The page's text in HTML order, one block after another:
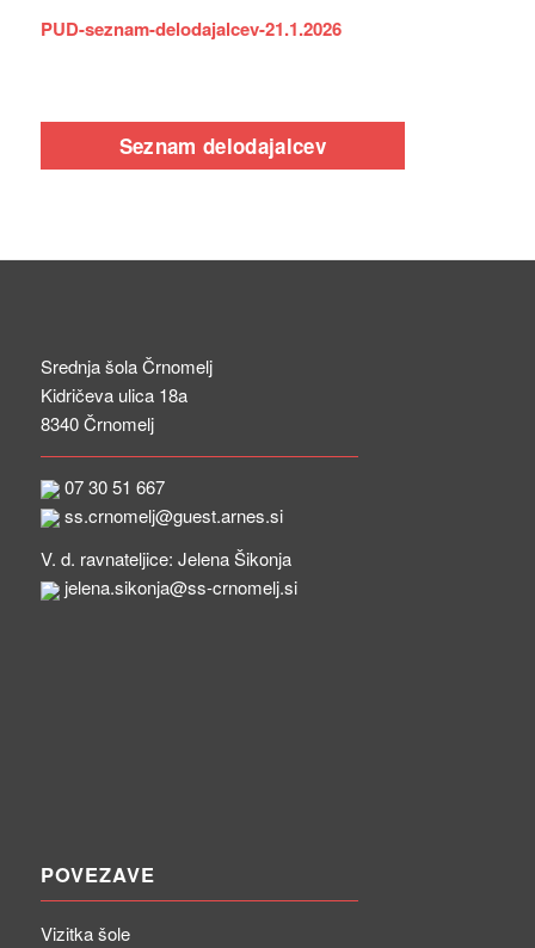
PUD-seznam-delodajalcev-21.1.2026
Seznam delodajalcev
Srednja šola Črnomelj
Kidričeva ulica 18a
8340 Črnomelj
07 30 51 667
ss.crnomelj@guest.arnes.si
V. d. ravnateljice: Jelena Šikonja
jelena.sikonja@ss-crnomelj.si
POVEZAVE
Vizitka šole